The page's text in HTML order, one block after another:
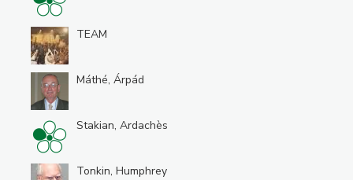
TEAM
Máthé, Árpád
Stakian, Ardachès
Tonkin, Humphrey